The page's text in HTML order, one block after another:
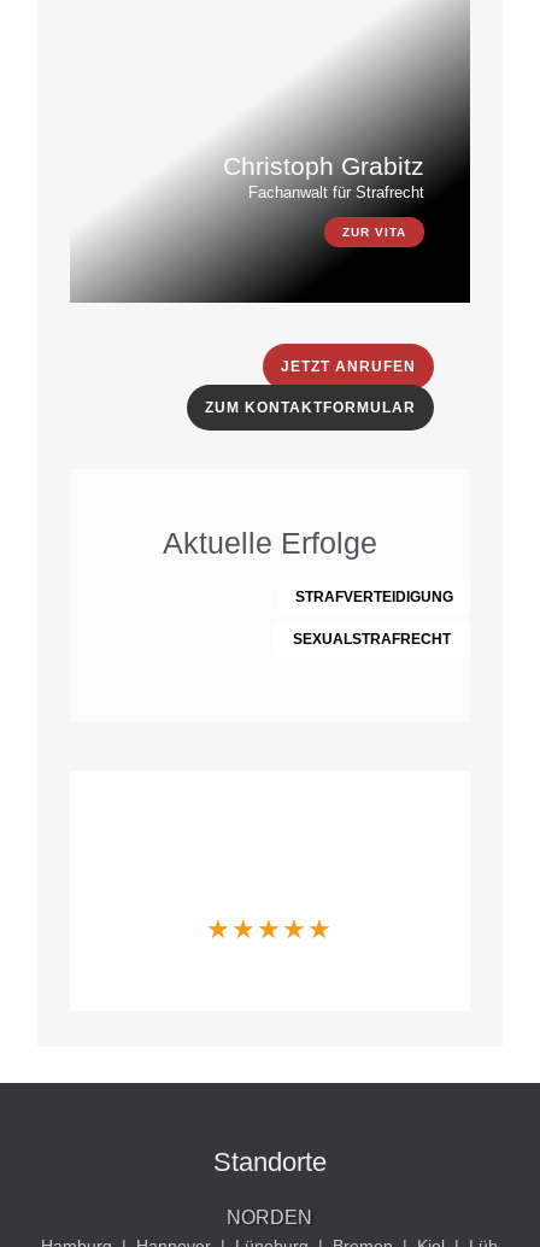
Christoph Grabitz
Fachanwalt für Strafrecht
ZUR VITA
JETZT ANRUFEN
ZUM KONTAKTFORMULAR
Aktuelle Erfolge
STRAFVERTEIDIGUNG
SEXUALSTRAFRECHT
★★★★★
Standorte
NORDEN